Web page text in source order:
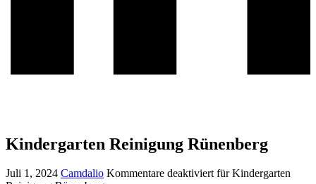
Kindergarten Reinigung Rünenberg
Juli 1, 2024 Camdalio Kommentare deaktiviertfür Kindergarten